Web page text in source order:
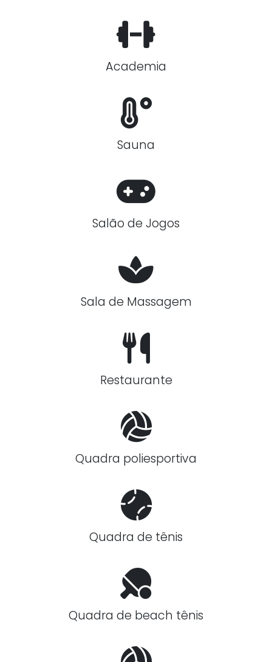
Academia
Sauna
Salão de Jogos
Sala de Massagem
Restaurante
Quadra poliesportiva
Quadra de tênis
Quadra de beach tênis